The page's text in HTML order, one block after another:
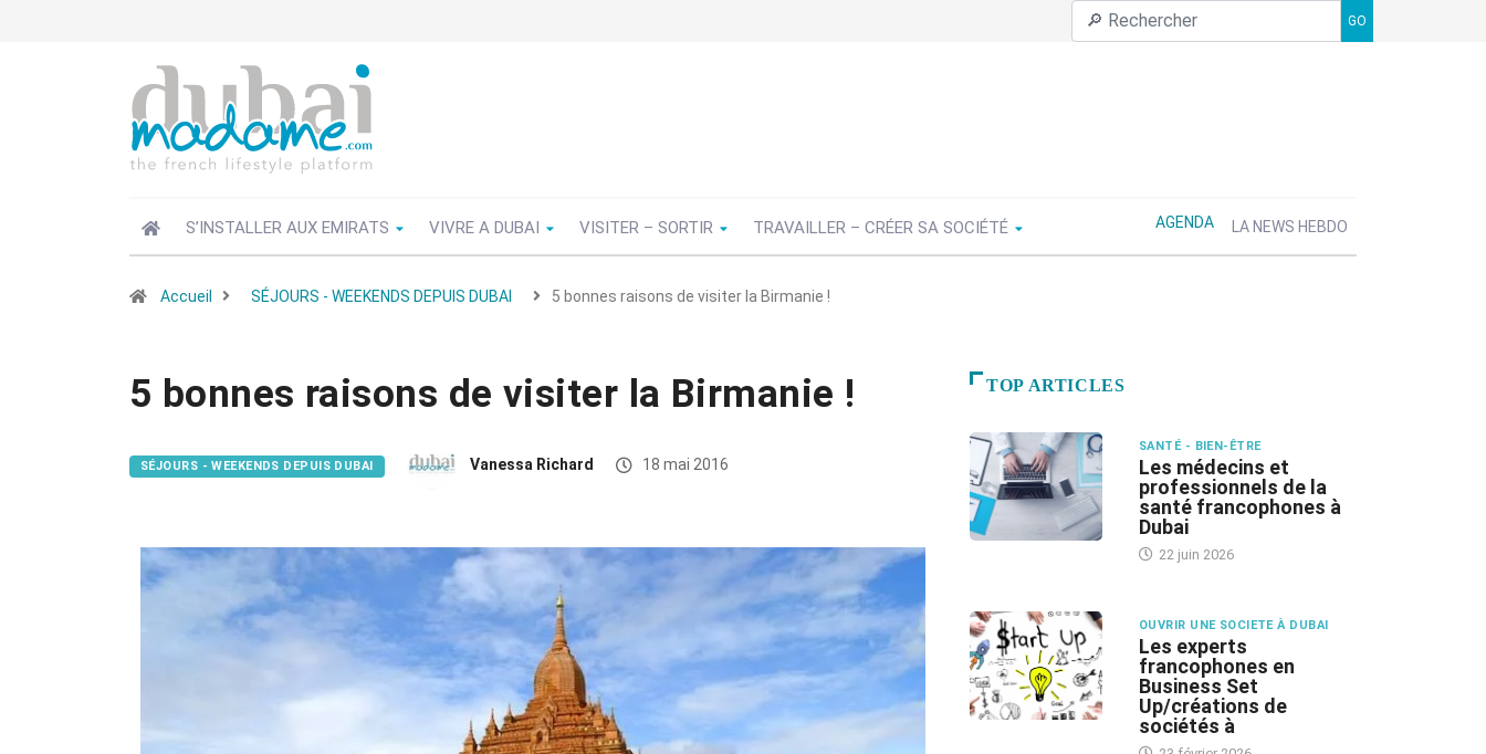
GO
S’INSTALLER AUX EMIRATS VIVRE A DUBAI VISITER – SORTIR TRAVAILLER – CRÉER SA SOCIÉTÉ AGENDA LA NEWS HEBDO
Accueil SÉJOURS - WEEKENDS DEPUIS DUBAI 5 bonnes raisons de visiter la Birmanie !
5 bonnes raisons de visiter la Birmanie !
SÉJOURS - WEEKENDS DEPUIS DUBAI Vanessa Richard 18 mai 2016
TOP ARTICLES
SANTÉ - BIEN-ÊTRE
Les médecins et
professionnels de la
santé francophones à
Dubai
22 juin 2026
OUVRIR UNE SOCIETE À DUBAI
Les experts
francophones en
Business Set
Up/créations de
sociétés à